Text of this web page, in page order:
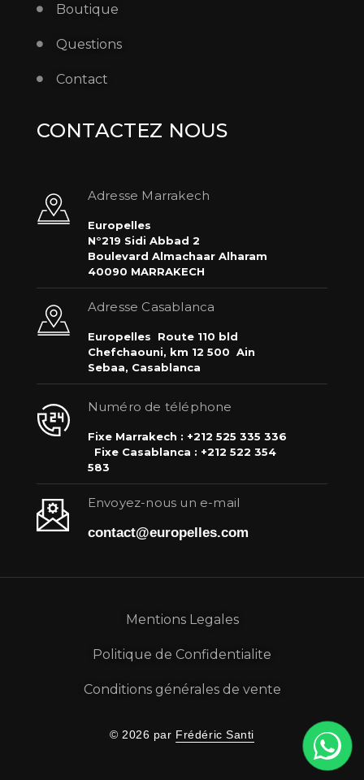
Boutique
Questions
Contact
CONTACTEZ NOUS
Adresse Marrakech
Europelles
N°219 Sidi Abbad 2
Boulevard Almachaar Alharam
40090 MARRAKECH
Adresse Casablanca
Europelles
Route 110 bld
Chefchaouni, km 12 500 Ain
Sebaa, Casablanca
Numéro de téléphone
Fixe Marrakech : +212 525 335 336
Fixe Casablanca : +212 522 354
583
Envoyez-nous un e-mail
contact@europelles.com
Mentions Legales
Politique de Confidentialite
Conditions générales de vente
© 2026 par Frédéric Santi